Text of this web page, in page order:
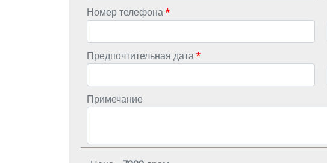
Номер телефона
Предпочтительная дата
Примечание